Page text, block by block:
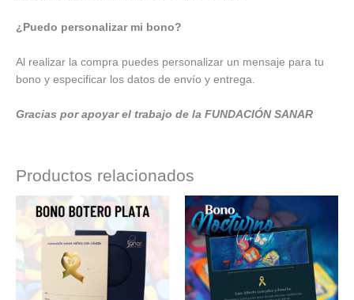
¿Puedo personalizar mi bono?
Al realizar la compra puedes personalizar un mensaje para tu
bono y especificar los datos de envío y entrega.
Gracias por apoyar el trabajo de la FUNDACIÓN SANAR
Productos relacionados